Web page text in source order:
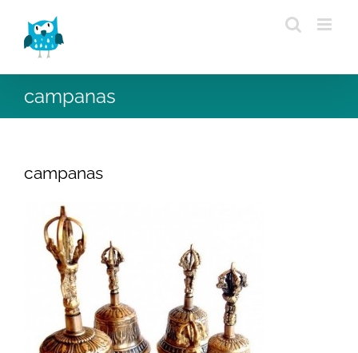
contenido
campanas
campanas